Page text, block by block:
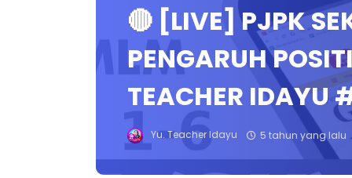
🔴 [LIVE] PJPK
PENGARUH
TEACHER IDAYU
Yu. Teacher Idayu 5 tahun yang lalu